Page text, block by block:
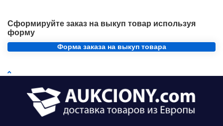
Сформируйте заказ на выкуп товар используя
форму
Форма заказа на выкуп товара